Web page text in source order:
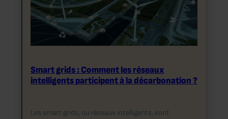
Smart grids : Comment les réseaux
intelligents participent à la décarbonation ?
Les smart grids, ou réseaux intelligents, sont